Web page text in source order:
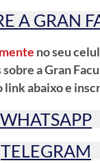
A GRAN
no seu
a Gran
link abaixo e
WHATSAPP
TELEGRAM